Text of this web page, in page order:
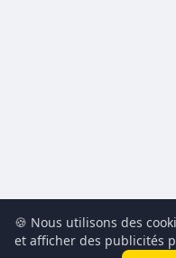
🍪 Nous utilisons des
et afficher des publicités